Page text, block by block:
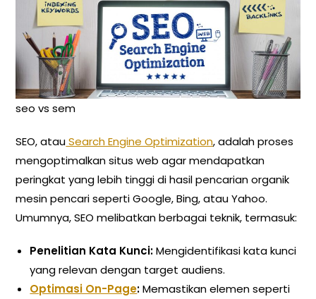
seo vs sem
SEO, atauSearch Engine Optimization, adalah proses
mengoptimalkan situs web agar mendapatkan
peringkat yang lebih tinggi di hasil pencarian organik
mesin pencari seperti Google, Bing, atau Yahoo.
Umumnya, SEO melibatkan berbagai teknik, termasuk:
Penelitian Kata Kunci:Mengidentifikasi kata kunci
yang relevan dengan target audiens.
Optimasi On-Page:Memastikan elemen seperti